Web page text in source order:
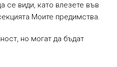
се види, като влезете във
Моите предимства.
но могат да бъдат